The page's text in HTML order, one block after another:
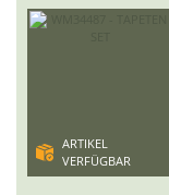
ARTIKEL
VERFÜGBAR